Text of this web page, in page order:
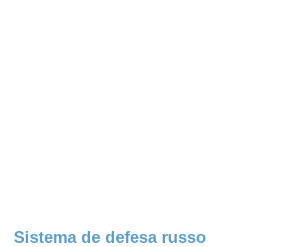
Sistema de defesa russo